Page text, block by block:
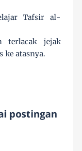
Tafsir al-
terlacak jejak
ke atasnya.
postingan